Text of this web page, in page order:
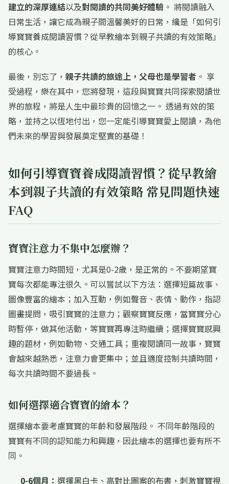
建立的深厚連結以及對閱讀的共同美好體驗 。 將閱讀融入
日常生活，讓它成為親子間溫馨美好的日常，纔是「如何引
導寶寶養成閱讀習慣？從早教繪本到親子共讀的有效策略」
的核心。
最後，別忘了， 親子共讀的旅途上，父母也是學習者 。 享
受過程，樂在其中，您將發現，這段與寶寶共同探索閱讀世
界的旅程，將是人生中最珍貴的回憶之一。 透過有效的策
略，並持之以恆地付出，您一定能引導寶寶愛上閱讀，為他
們未來的學習與發展奠定堅實的基礎！
如何引導寶寶養成閱讀習慣？從早教繪
本到親子共讀的有效策略 常見問題快速
FAQ
寶寶注意力不集中怎麼辦？
寶寶注意力時間短，尤其是0-2歲，是正常的。不要期望寶
寶每次都能專注很久。可以嘗試以下方法：選擇短篇故事、
圖像豐富的繪本；加入互動，例如聲音、表情、動作，指認
圖畫提問，吸引寶寶的注意力；觀察寶寶反應，當寶寶分心
時暫停，做其他活動，等寶寶再專注時繼續；選擇寶寶感興
趣的題材，例如動物、交通工具；重複閱讀同一故事，寶寶
會越來越熟悉，注意力會更集中；並且適度控制共讀時間，
每次共讀時間不要過長。
如何選擇適合寶寶的繪本？
選擇繪本要考慮寶寶的年齡和發展階段。 不同年齡階段的
寶寶有不同的認知能力和興趣，因此繪本的選擇也要有所不
同。
0-6個月： 選擇黑白卡、高對比圖案的布書，刺激寶寶視